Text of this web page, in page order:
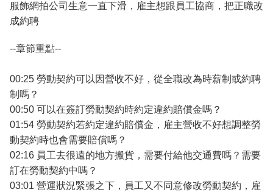
服飾網拍公司生意一直下滑，雇主想跟員工協商，把正職改
成約聘
--章節重點--
00:25 勞動契約可以因營收不好，從全職改為時薪制或約聘
制嗎？
00:50 可以在簽訂勞動契約時約定違約賠償金嗎？
01:54 勞動契約若約定違約賠償金，雇主營收不好想調整勞
動契約時也會需要賠償嗎？
02:16 員工去很遠的地方搬貨，需要付給他交通費嗎？需要
訂在勞動契約中嗎？
03:01 營運狀況緊張之下，員工又不同意修改勞動契約，雇